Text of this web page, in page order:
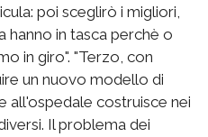
poi sceglirò i migliori,
hanno in tasca perchè o
in giro". "Terzo, con
un nuovo modello di
all'ospedale costruisce nei
Il problema dei